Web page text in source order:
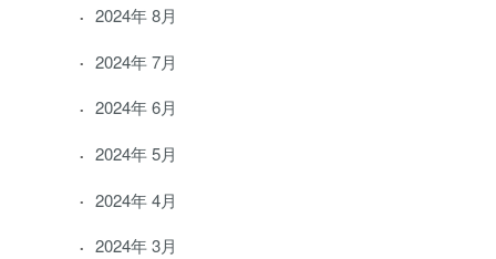
2024年 8月
2024年 7月
2024年 6月
2024年 5月
2024年 4月
2024年 3月